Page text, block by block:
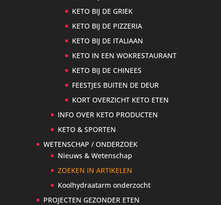
KETO BIJ DE GRIEK
KETO BIJ DE PIZZERIA
KETO BIJ DE ITALIAAN
KETO IN EEN WOKRESTAURANT
KETO BIJ DE CHINEES
FEESTJES BUITEN DE DEUR
KORT OVERZICHT KETO ETEN
INFO OVER KETO PRODUCTEN
KETO & SPORTEN
WETENSCHAP / ONDERZOEK
Nieuws & Wetenschap
ZOEKEN IN ARTIKELEN
Koolhydraatarm onderzocht
PROJECTEN GEZONDER ETEN